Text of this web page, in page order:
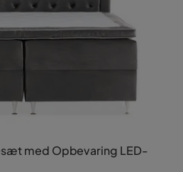
med Opbevaring LED-